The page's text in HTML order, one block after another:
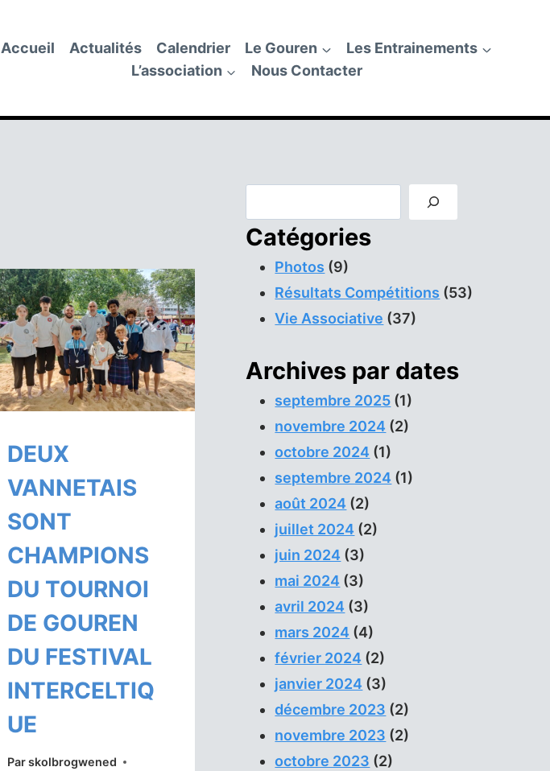
Accueil Actualités Calendrier Le Gouren
Les Entrainements
L’association
Nous Contacter
DEUX
VANNETAIS
SONT
CHAMPIONS
DU TOURNOI
DE GOUREN
DU FESTIVAL
INTERCELTIQ
UE
Parskolbrogwened
Catégories
Photos (9)
Résultats Compétitions (53)
Vie Associative (37)
Archives par dates
septembre 2025 (1)
novembre 2024 (2)
octobre 2024 (1)
septembre 2024 (1)
août 2024 (2)
juillet 2024 (2)
juin 2024 (3)
mai 2024 (3)
avril 2024 (3)
mars 2024 (4)
février 2024 (2)
janvier 2024 (3)
décembre 2023 (2)
novembre 2023 (2)
octobre 2023 (2)